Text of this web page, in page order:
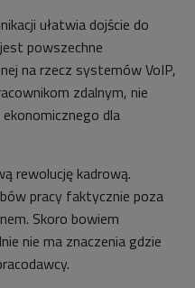
ułatwia dojście do
powszechne
na rzecz systemów VoIP,
zdalnym, nie
dla
rewolucję kadrową.
pracy faktycznie poza
Skoro bowiem
nie ma znaczenia gdzie